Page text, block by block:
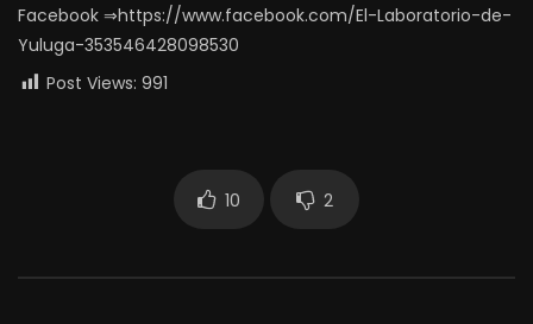
Facebook ⇒https://www.facebook.com/El-Laboratorio-de-
Yuluga-353546428098530
Post Views: 991
10 2